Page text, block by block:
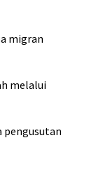
migran
melalui
pengusutan